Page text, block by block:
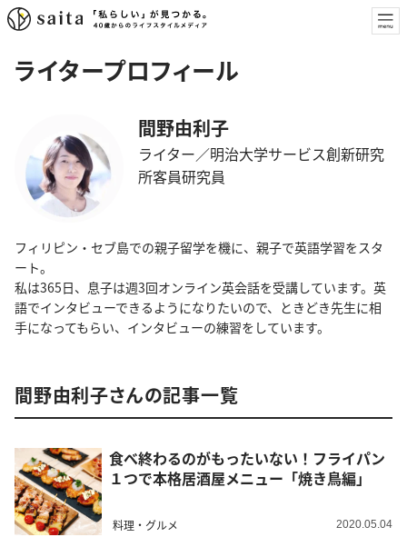
ライタープロフィール
間野由利子
ライター／明治大学サービス創新研究
所客員研究員
フィリピン・セブ島での親子留学を機に、親子で英語学習をスタ
ート。
私は365日、息子は週3回オンライン英会話を受講しています。英
語でインタビューできるようになりたいので、ときどき先生に相
手になってもらい、インタビューの練習をしています。
間野由利子さんの記事一覧
食べ終わるのがもったいない！フライパン
１つで本格居酒屋メニュー「焼き鳥編」
料理・グルメ 2020.05.04